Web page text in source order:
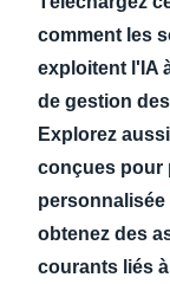
comment les
exploitent l'IA
de gestion
Explorez
conçues pour
obtenez des
courants liés